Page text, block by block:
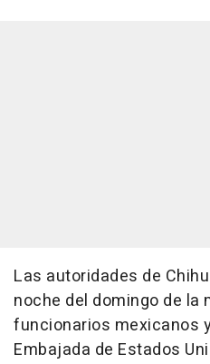
Las autoridades de
noche del domingo de la
funcionarios mexicanos
Embajada de Estados